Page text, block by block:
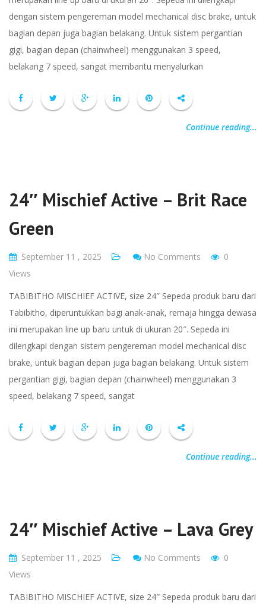
dengan sistem pengereman model mechanical disc brake, untuk
bagian depan juga bagian belakang. Untuk sistem pergantian
gigi, bagian depan (chainwheel) menggunakan 3 speed,
belakang 7 speed, sangat membantu menyalurkan
Continue reading...
24″ Mischief Active – Brit Race
Green
September 11 , 2025 No Comments
0
Views
TABIBITHO MISCHIEF ACTIVE, size 24″ Sepeda produk baru dari
Tabibitho, diperuntukkan bagi anak-anak, remaja hingga dewasa
ini merupakan line up baru untuk di ukuran 20″. Sepeda ini
dilengkapi dengan sistem pengereman model mechanical disc
brake, untuk bagian depan juga bagian belakang. Untuk sistem
pergantian gigi, bagian depan (chainwheel) menggunakan 3
speed, belakang 7 speed, sangat
Continue reading...
24″ Mischief Active – Lava Grey
September 11 , 2025 No Comments
0
Views
TABIBITHO MISCHIEF ACTIVE, size 24″ Sepeda produk baru dari